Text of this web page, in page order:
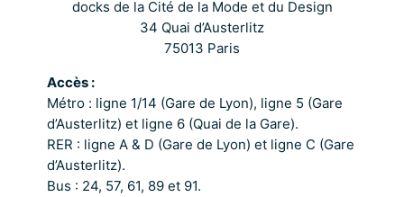
docks de la Cité de la Mode et du Design
34 Quai d’Austerlitz
75013 Paris
Accès :
Métro : ligne 1/14 (Gare de Lyon), ligne 5 (Gare
d’Austerlitz) et ligne 6 (Quai de la Gare).
RER : ligne A & D (Gare de Lyon) et ligne C (Gare
d’Austerlitz).
Bus : 24, 57, 61, 89 et 91.